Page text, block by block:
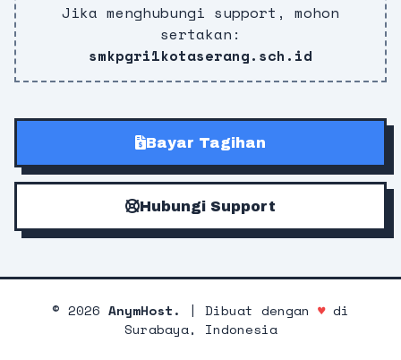
Jika menghubungi support, mohon
sertakan:
smkpgri1kotaserang.sch.id
Bayar Tagihan
Hubungi Support
© 2026 AnymHost. | Dibuat dengan ♥di
Surabaya, Indonesia